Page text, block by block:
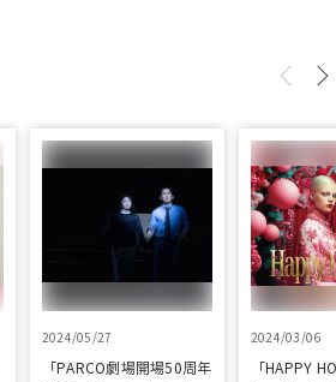
2024/05/27
「PARCO劇場開場50周年
2024/03/06
「HAPPY